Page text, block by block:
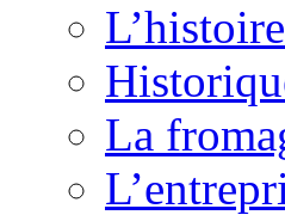
La